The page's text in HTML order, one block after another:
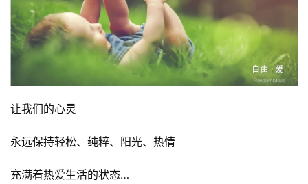
让我们的心灵
永远保持轻松、纯粹、阳光、热情
充满着热爱生活的状态…